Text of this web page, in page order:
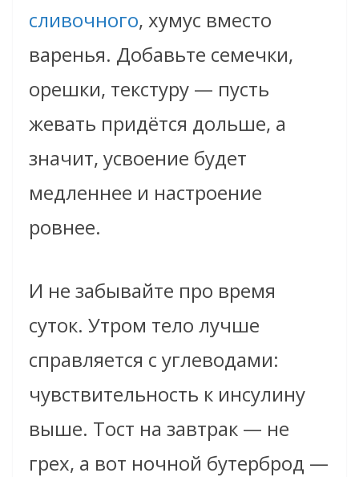
сливочного, хумус вместо
варенья. Добавьте семечки,
орешки, текстуру — пусть
жевать придётся дольше, а
значит, усвоение будет
медленнее и настроение
ровнее.
И не забывайте про время
суток. Утром тело лучше
справляется с углеводами:
чувствительность к инсулину
выше. Тост на завтрак — не
грех, а вот ночной бутерброд —